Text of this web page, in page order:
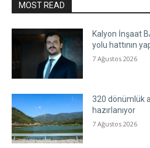
MOST READ
Kalyon İnşaat
yolu hattının
7 Ağustos 2026
320 dönümlük
hazırlanıyor
7 Ağustos 2026